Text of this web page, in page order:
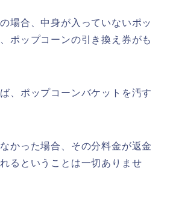
場合、中身が入っていないポッ
ポップコーンの引き換え券がも
、ポップコーンバケットを汚す
かった場合、その分料金が返金
るということは一切ありませ